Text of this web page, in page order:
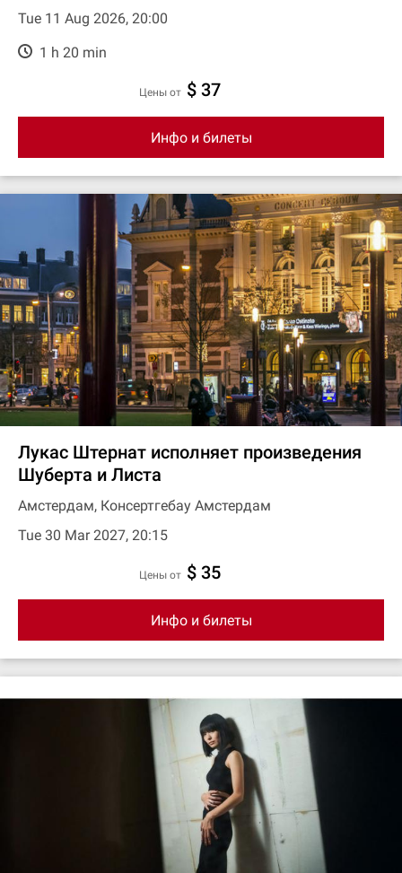
Tue 11 Aug 2026, 20:00
1 h 20 min
цены от $ 37
Инфо и билеты
Лукас Штернат исполняет произведения
Шуберта и Листа
Амстердам, Консертгебау Амстердам
Tue 30 Mar 2027, 20:15
цены от $ 35
Инфо и билеты